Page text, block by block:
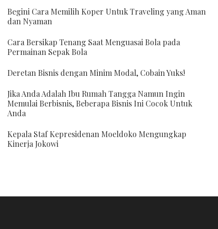
Begini Cara Memilih Koper Untuk Traveling yang Aman
dan Nyaman
Cara Bersikap Tenang Saat Menguasai Bola pada
Permainan Sepak Bola
Deretan Bisnis dengan Minim Modal, Cobain Yuks!
Jika Anda Adalah Ibu Rumah Tangga Namun Ingin
Memulai Berbisnis, Beberapa Bisnis Ini Cocok Untuk
Anda
Kepala Staf Kepresidenan Moeldoko Mengungkap
Kinerja Jokowi